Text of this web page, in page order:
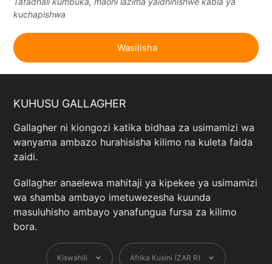
kuchapishwa
KUHUSU GALLAGHER
Gallagher ni kiongozi katika bidhaa za usimamizi wa
wanyama ambazo hurahisisha kilimo na kuleta faida
zaidi.
Gallagher anaelewa mahitaji ya kipekee ya usimamizi
wa shamba ambayo imetuwezesha kuunda
masuluhisho ambayo yanafungua fursa za kilimo
bora.
Lugha
Kiswahili Sarafu
Afrika Kusini (ZAR R)